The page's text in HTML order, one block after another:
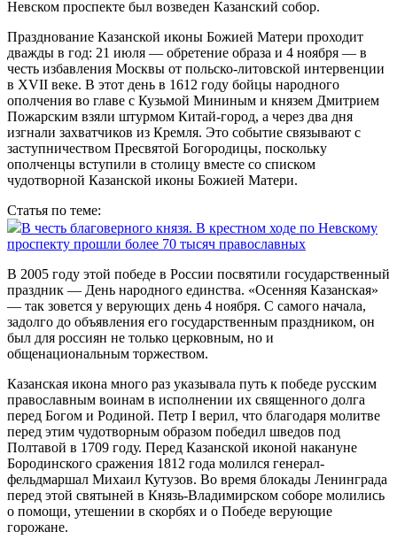
Невском проспекте был возведен Казанский собор.
Празднование Казанской иконы Божией Матери проходит
дважды в год: 21 июля — обретение образа и 4 ноября — в
честь избавления Москвы от польско-литовской интервенции
в XVII веке. В этот день в 1612 году бойцы народного
ополчения во главе с Кузьмой Мининым и князем Дмитрием
Пожарским взяли штурмом Китай-город, а через два дня
изгнали захватчиков из Кремля. Это событие связывают с
заступничеством Пресвятой Богородицы, поскольку
ополченцы вступили в столицу вместе со списком
чудотворной Казанской иконы Божией Матери.
Статья по теме:
В честь благоверного князя. В крестном ходе по Невскому
проспекту прошли более 70 тысяч православных
В 2005 году этой победе в России посвятили государственный
праздник — День народного единства. «Осенняя Казанская»
— так зовется у верующих день 4 ноября. С самого начала,
задолго до объявления его государственным праздником, он
был для россиян не только церковным, но и
общенациональным торжеством.
Казанская икона много раз указывала путь к победе русским
православным воинам в исполнении их священного долга
перед Богом и Родиной. Петр I верил, что благодаря молитве
перед этим чудотворным образом победил шведов под
Полтавой в 1709 году. Перед Казанской иконой накануне
Бородинского сражения 1812 года молился генерал-
фельдмаршал Михаил Кутузов. Во время блокады Ленинграда
перед этой святыней в Князь-Владимирском соборе молились
о помощи, утешении в скорбях и о Победе верующие
горожане.